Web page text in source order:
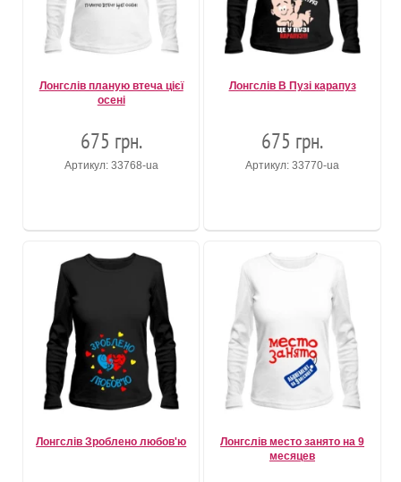
Лонгслів планую втеча цієї
осені
675 грн.
Артикул: 33768-ua
Лонгслів В Пузі карапуз
675 грн.
Артикул: 33770-ua
Лонгслів Зроблено любов'ю
Лонгслів место занято на 9
месяцев